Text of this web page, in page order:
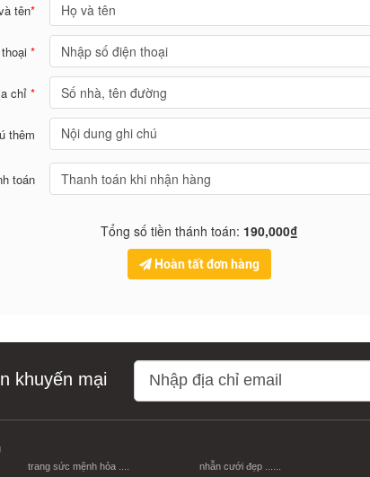
tên*
*
chỉ*
thêm
toán
Tổng số tiền thánh toán: 190,000₫
Hoàn tất đơn hàng
khuyến mại
trang sức mệnh hỏa .... nhẫn cưới đẹp ......